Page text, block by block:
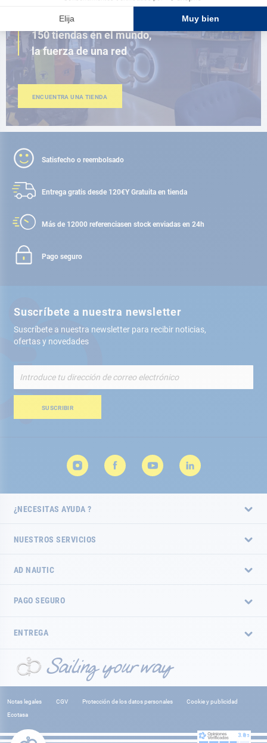
CERCA DE TI
150 tiendas en el mundo,
la fuerza de una red
ENCUENTRA UNA TIENDA
Satisfecho o reembolsado
Entrega gratis desde 120€Y Gratuita en tienda
Más de 12000 referenciasen stock enviadas en 24h
Pago seguro
Suscríbete a nuestra newsletter
Suscríbete a nuestra newsletter para recibir noticias,
ofertas y novedades
nuestro
de
SUSCRIBIR
¿NECESITAS AYUDA ?
NUESTROS SERVICIOS
AD NAUTIC
PAGO SEGURO
ENTREGA
Notas legales CGV Protección de los datos personales
Cookie y publicidad
Ecotasa